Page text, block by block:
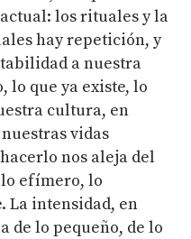
los rituales y la
hay repetición, y
a nuestra
lo que ya existe, lo
cultura, en
vidas
nos aleja del
efímero, lo
La intensidad, en
de lo pequeño, de lo